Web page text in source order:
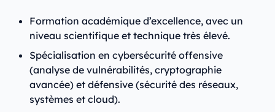
Formation académique d’excellence, avec un
niveau scientifique et technique très élevé.
Spécialisation en cybersécurité offensive
(analyse de vulnérabilités, cryptographie
avancée) et défensive (sécurité des réseaux,
systèmes et cloud).